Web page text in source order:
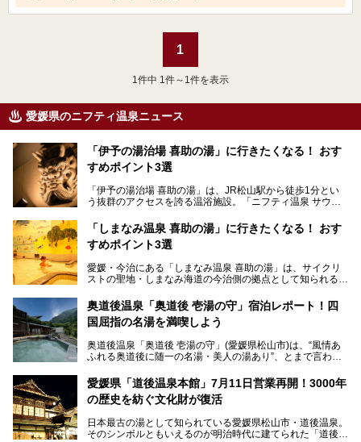
1
1 件中 1件～1件を表示
愛媛県のニフティ温泉ニュース
「伊予の湯治場 喜助の湯」に行きたくなる！ おす
すめポイント3選
「伊予の湯治場 喜助の湯」は、JR松山駅から徒歩1分とい
う抜群のアクセスを誇る温浴施設。「ニフティ温泉 サウナ
ナーが訪れる人気スポットです。天然温泉・サウナ・岩盤
浴・食事・宿泊まで“癒しのすべて”がそろう人気施設の中で
も、特におすすめしたい3つのポイントについて厳選してお
「しまなみ温泉 喜助の湯」に行きたくなる！ おす
すめポイント3選
愛媛・今治にある「しまなみ温泉 喜助の湯」は、サイクリ
ストの聖地・しまなみ海道の今治側の拠点として知られる人
ばれていて、自転車ロッカーや工具、給水サービスなど、旅
人に嬉しい工夫がたっぷり。お風呂は内湯から半露天、サウ
ナまで種類豊富で広々空間。泉質も温度もバリエーション豊
ポイントについて厳選してお届けします。読めばきっと、行
きたくなること間違いなし！
奥道後温泉「奥道後 壱湯の守」宿泊レポート！四
国屈指の名湯を満喫しよう
奥道後温泉「奥道後 壱湯の守」(愛媛県松山市)は、“風情あ
ふれる奥道後に随一の名湯・美人の湯あり”、とまで言われ
露天風呂。日々の生活から隔離された非日常感を味わえま
す。
ト。今回はニフティ温泉ライターである筆者自ら宿泊し、名
物の大露天風呂「翠明の湯」の全浴槽をご紹介。また、パブ
愛媛県「道後温泉本館」7月11日営業再開！3000年
の歴史を紡ぐ文化財が復活
日本最古の湯として知られている愛媛県松山市・道後温泉。
そのシンボルともいえるのが明治時代に建てられた「道後温